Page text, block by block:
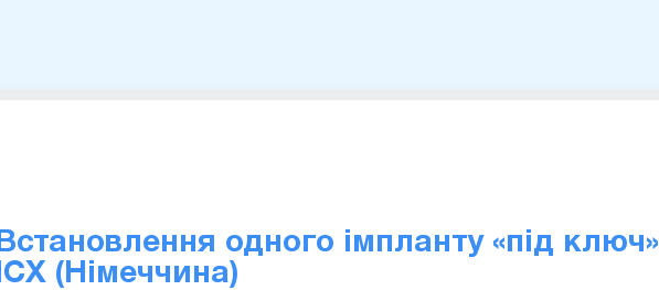
Встановлення одного імпланту «під ключ»
ICX (Німеччина)